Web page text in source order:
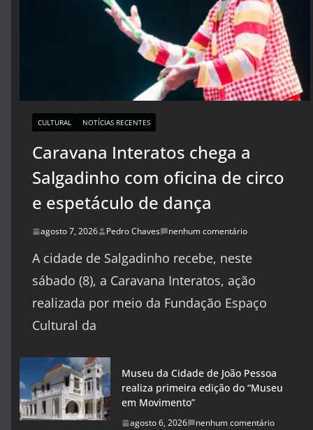
CULTURAL NOTÍCIAS RECENTES
Caravana Interatos chega a
Salgadinho com oficina de circo
e espetáculo de dança
agosto 7, 2026 Pedro Chaves nenhum comentário
A cidade de Salgadinho recebe, neste
sábado (8), a Caravana Interatos, ação
realizada por meio da Fundação Espaço
Cultural da
Museu da Cidade de João Pessoa
realiza primeira edição do “Museu
em Movimento”
agosto 6, 2026 nenhum comentário